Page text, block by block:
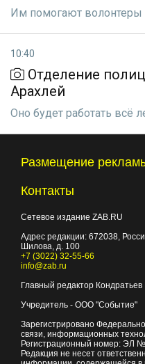
Им помогают волонтеры
10:40
Отделение
Арахлей
Оно будет работать всё
Размещение
Контакты
Сетевое издание ZAB.RU
Адрес редакции: 672038,
Шилова, д. 100
+7 (3022) 32-55-66
info@zab.ru
Главный редактор
Учредитель - ООО "Событие"
Зарегистрировано
связи, информационных
Регистрационный номер: ЭЛ
Редакция не несет